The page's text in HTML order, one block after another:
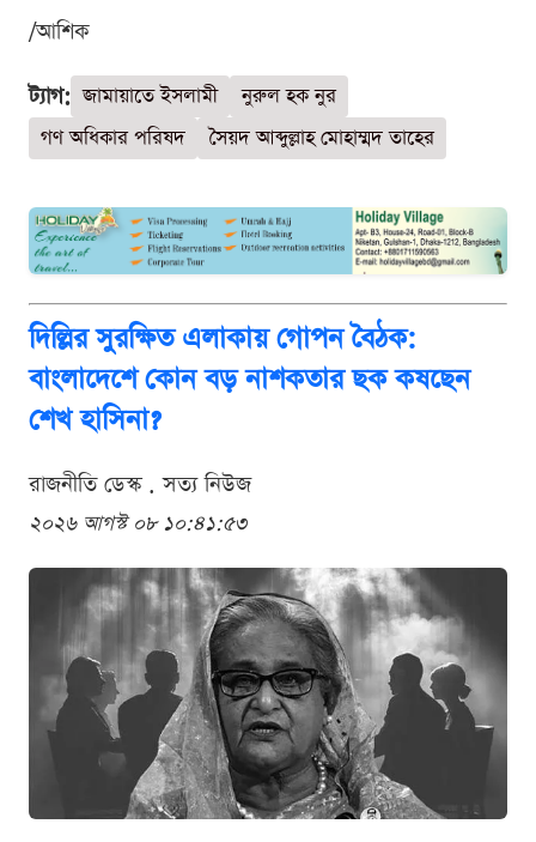
/আশিক
ট্যাগ: জামায়াতে ইসলামী
নুরুল হক নুর
গণ অধিকার পরিষদ
সৈয়দ আব্দুল্লাহ মোহাম্মদ তাহের
দিল্লির সুরক্ষিত এলাকায় গোপন বৈঠক:
বাংলাদেশে কোন বড় নাশকতার ছক কষছেন
শেখ হাসিনা?
রাজনীতি ডেস্ক . সত্য নিউজ
২০২৬ আগস্ট ০৮ ১০:৪১:৫৩